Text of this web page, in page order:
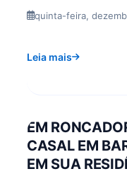
quinta-feira,
Leia mais
EM
CASAL EM
EM SUA